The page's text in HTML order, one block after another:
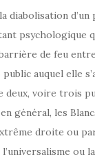
diabolisation
psychologique
de feu
auquel elle
deux, voire trois
général, les
droite ou
ou